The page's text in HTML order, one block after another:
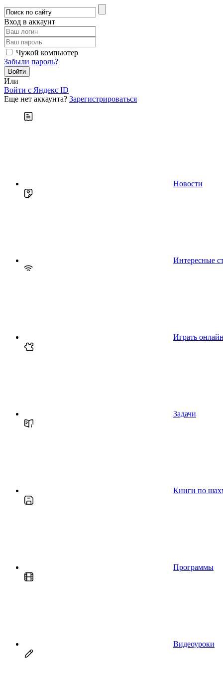
Вход в аккаунт
Чужой компьютер
Забыли пароль?
Или
Войти c Яндекс ID
Еще нет аккаунта? Зарегистрироваться
Новости
Интересные
Играть онлайн
Задачи
Книги по
Программы
Видеоуроки